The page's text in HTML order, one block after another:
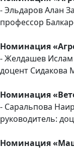
- Эльдаров Алан
профессор
Номинация
- Желдашев Ислам
доцент Сидакова
Номинация
- Саральпова
руководитель:
Номинация